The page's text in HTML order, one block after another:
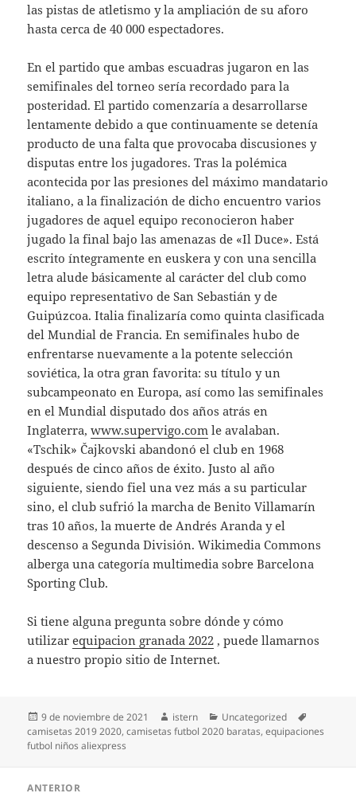
las pistas de atletismo y la ampliación de su aforo
hasta cerca de 40 000 espectadores.
En el partido que ambas escuadras jugaron en las
semifinales del torneo sería recordado para la
posteridad. El partido comenzaría a desarrollarse
lentamente debido a que continuamente se detenía
producto de una falta que provocaba discusiones y
disputas entre los jugadores. Tras la polémica
acontecida por las presiones del máximo mandatario
italiano, a la finalización de dicho encuentro varios
jugadores de aquel equipo reconocieron haber
jugado la final bajo las amenazas de «Il Duce». Está
escrito íntegramente en euskera y con una sencilla
letra alude básicamente al carácter del club como
equipo representativo de San Sebastián y de
Guipúzcoa. Italia finalizaría como quinta clasificada
del Mundial de Francia. En semifinales hubo de
enfrentarse nuevamente a la potente selección
soviética, la otra gran favorita: su título y un
subcampeonato en Europa, así como las semifinales
en el Mundial disputado dos años atrás en
Inglaterra,www.supervigo.com le avalaban.
«Tschik» Čajkovski abandonó el club en 1968
después de cinco años de éxito. Justo al año
siguiente, siendo fiel una vez más a su particular
sino, el club sufrió la marcha de Benito Villamarín
tras 10 años, la muerte de Andrés Aranda y el
descenso a Segunda División. Wikimedia Commons
alberga una categoría multimedia sobre Barcelona
Sporting Club.
Si tiene alguna pregunta sobre dónde y cómo
utilizarequipacion granada 2022 , puede llamarnos
a nuestro propio sitio de Internet.
Publicado
el
9 de noviembre de 2021 Autor
istern Categorías
Uncategorized
camisetas 2019 2020,camisetas futbol 2020 baratas,equipaciones
futbol niños aliexpress
ANTERIOR